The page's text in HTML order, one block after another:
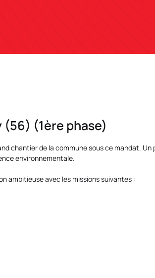
(1ère phase)
chantier de la commune sous ce mandat.
environnementale.
ambitieuse avec les missions suivantes :